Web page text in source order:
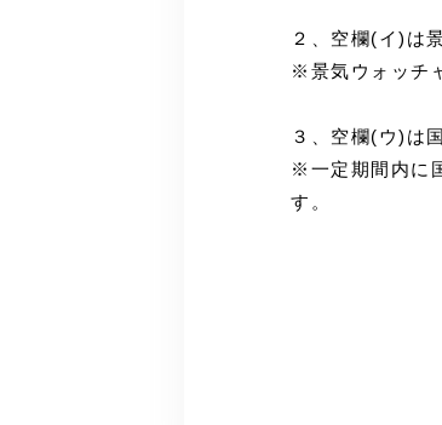
２、空欄(イ)は
※景気ウォッチ
３、空欄(ウ)は
※一定期間内に
す。